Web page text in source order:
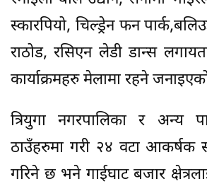
स्कारपियो, चिल्ड्रेन फन
राठोड, रसिएन लेडी डान्स
कार्याक्रमहरु मेलामा रहने
त्रियुगा नगरपालिका र अन्य
ठाउँहरुमा गरी २४ वटा आकर्षक
गरिने छ भने गाईघाट बजार